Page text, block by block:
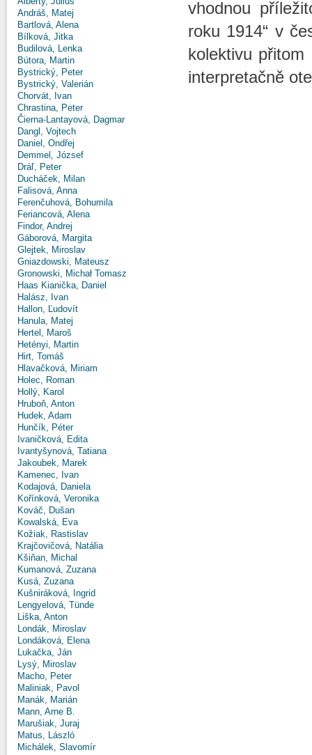
Andráš, Matej
Bartlová, Alena
Bílková, Jitka
Budilová, Lenka
Bútora, Martin
Bystrický, Peter
Bystrický, Valerián
Chorvát, Ivan
Chrastina, Peter
Čierna-Lantayová, Dagmar
Dangl, Vojtech
Daniel, Ondřej
Demmel, József
Dráľ, Peter
Ducháček, Milan
Falisová, Anna
Ferenčuhová, Bohumila
Feriancová, Alena
Findor, Andrej
Gáborová, Margita
Glejtek, Miroslav
Gniazdowski, Mateusz
Gronowski, Michał Tomasz
Haas Kianička, Daniel
Halász, Ivan
Hallon, Ľudovít
Hanula, Matej
Hertel, Maroš
Hetényi, Martin
Hirt, Tomáš
Hlavačková, Miriam
Holec, Roman
Hollý, Karol
Hruboň, Anton
Hudek, Adam
Hunčík, Péter
Ivaničková, Edita
Ivantyšynová, Tatiana
Jakoubek, Marek
Kamenec, Ivan
Kodajová, Daniela
Kořínková, Veronika
Kováč, Dušan
Kowalská, Eva
Kožiak, Rastislav
Krajčovičová, Natália
Kšiňan, Michal
Kumanová, Zuzana
Kusá, Zuzana
Kušniráková, Ingrid
Lengyelová, Tünde
Liška, Anton
Londák, Miroslav
Londáková, Elena
Lukačka, Ján
Lysý, Miroslav
Macho, Peter
Maliniak, Pavol
Manák, Marián
Mann, Arne B.
Marušiak, Juraj
Matus, László
Michálek, Slavomír
vhodnou
roku 1914“ v
kolektivu přitom
interpretačně